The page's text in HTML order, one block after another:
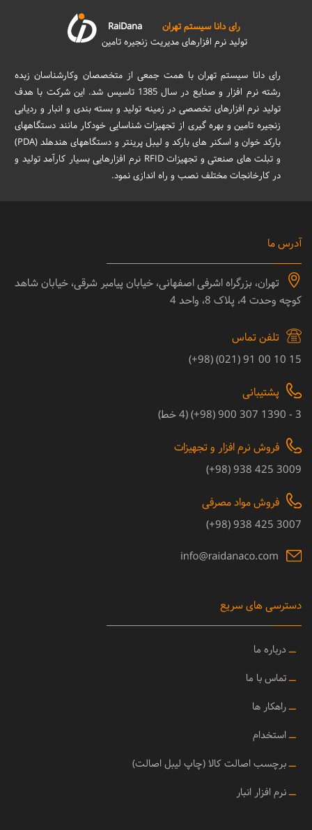
رای دانا سیستم تهران
RaiDana
تولید نرم افزارهای مدیریت زنجیره تامین
رای دانا سیستم تهران با همت جمعی از متخصصان وکارشناسان زبده
رشته نرم افزار و صنایع در سال 1385 تاسیس شد. این شرکت با هدف
تولید نرم افزارهای تخصصی در زمینه تولید و بسته بندی و انبار و ردیابی
زنجیره تامین و بهره گیری از تجهیزات شناسایی خودکار مانند دستگاههای
بارکد خوان و اسکنر های بارکد و لیبل پرینتر و دستگاههای هندهلد (PDA)
و تبلت های صنعتی و تجهیزات RFID نرم افزارهایی بسیار کارآمد تولید و
در کارخانجات مختلف نصب و راه اندازی نمود.
آدرس ما
تهران، بزرگراه اشرفی اصفهانی، خیابان پیامبر شرقی، خیابان شاهد
کوچه وحدت 4، پلاک 8، واحد 4
تلفن تماس
15 10 00 91 (021) (98+)
پشتیبانی
3 - 1390 307 900 (98+) (4 خط)
فروش نرم افزار و تجهیزات
3009 425 938 (98+)
فروش مواد مصرفی
3007 425 938 (98+)
دسترسی های سریع
ــ درباره ما
ــتماس با ما
ــراهکار ها
ــ استخدام
ــبرچسب اصالت کالا (چاپ لیبل اصالت)
ــنرم افزار انبار